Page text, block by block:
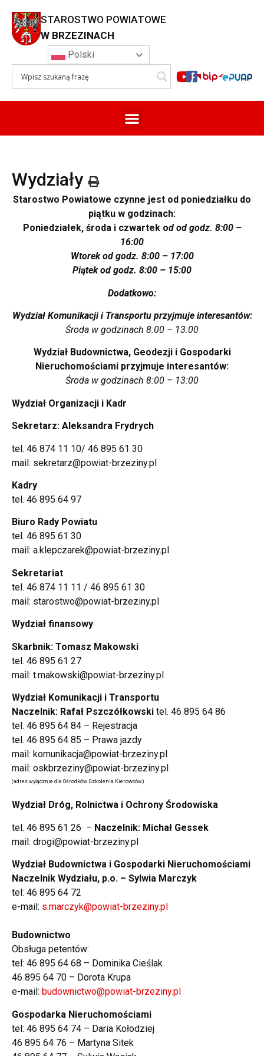
STAROSTWO POWIATOWE
W BRZEZINACH
Polski
Wydziały
Starostwo Powiatowe czynne jest od poniedziałku do
piątku w godzinach:
Poniedziałek, środa i czwartek od od godz. 8:00 –
16:00
Wtorek od godz. 8:00 – 17:00
Piątek od godz. 8:00 – 15:00
Dodatkowo:
Wydział Komunikacji i Transportu przyjmuje interesantów:
Środa w godzinach 8:00 – 13:00
Wydział Budownictwa, Geodezji i Gospodarki
Nieruchomościami przyjmuje interesantów:
Środa w godzinach 8:00 – 13:00
Wydział Organizacji i Kadr
Sekretarz: Aleksandra Frydrych
tel. 46 874 11 10/ 46 895 61 30
mail: sekretarz@powiat-brzeziny.pl
Kadry
tel. 46 895 64 97
Biuro Rady Powiatu
tel. 46 895 61 30
mail: a.klepczarek@powiat-brzeziny.pl
Sekretariat
tel. 46 874 11 11 / 46 895 61 30
mail: starostwo@powiat-brzeziny.pl
Wydział finansowy
Skarbnik: Tomasz Makowski
tel. 46 895 61 27
mail: t.makowski@powiat-brzeziny.pl
Wydział Komunikacji i Transportu
Naczelnik: Rafał Pszczółkowski tel. 46 895 64 86
tel. 46 895 64 84 – Rejestracja
tel. 46 895 64 85 – Prawa jazdy
mail: komunikacja@powiat-brzeziny.pl
mail: oskbrzeziny@powiat-brzeziny.pl
(adres wyłącznie dla Ośrodków Szkolenia Kierowców)
Wydział Dróg, Rolnictwa i Ochrony Środowiska
tel. 46 895 61 26 – Naczelnik: Michał Gessek
mail: drogi@powiat-brzeziny.pl
Wydział Budownictwa i Gospodarki Nieruchomościami
Naczelnik Wydziału, p.o. – Sylwia Marczyk
tel: 46 895 64 72
e-mail: s.marczyk@powiat-brzeziny.pl
Budownictwo
Obsługa petentów:
tel: 46 895 64 68 – Dominika Cieślak
46 895 64 70 – Dorota Krupa
e-mail: budownictwo@powiat-brzeziny.pl
Gospodarka Nieruchomościami
tel: 46 895 64 74 – Daria Kołodziej
46 895 64 76 – Martyna Sitek